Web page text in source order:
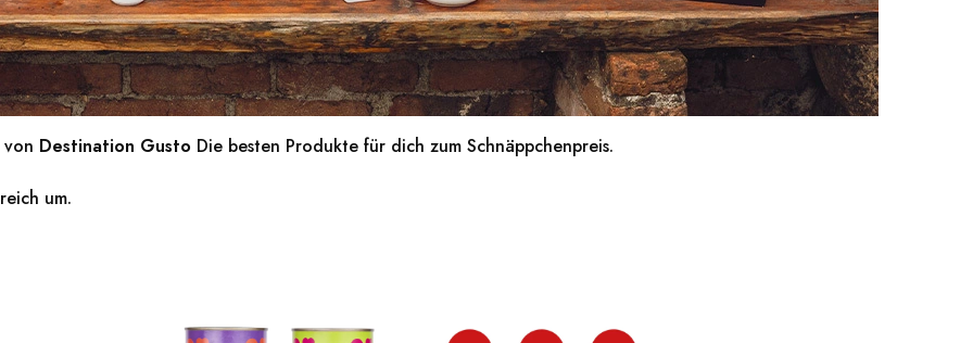
von Destination Gusto Die besten Produkte für dich zum Schnäppchenpreis.
um.